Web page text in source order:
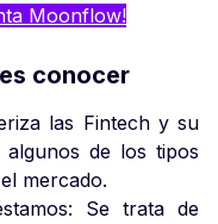
Moonflow!
conocer
las Fintech y su
algunos de los tipos
mercado.
Se trata de